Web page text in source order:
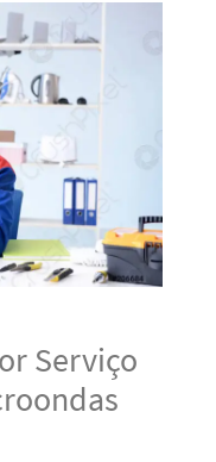
Serviço